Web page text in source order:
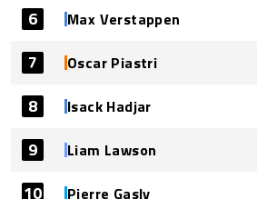
6 Max Verstappen
7 Oscar Piastri
8 Isack Hadjar
9 Liam Lawson
10 Pierre Gasly